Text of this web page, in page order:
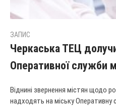
ЗАПИС
Черкаська ТЕЦ
Оперативної служби
Віднині звернення містян щодо
надходять на міську